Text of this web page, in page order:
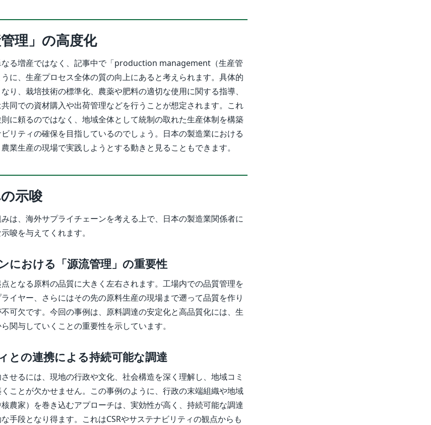
理」の高度化
なる増産ではなく、記事中で「production management（生産管
に、生産プロセス全体の質の向上にあると考えられます。具体的
り、栽培技術の標準化、農薬や肥料の適切な使用に関する指導、
同での資材購入や出荷管理などを行うことが想定されます。これ
に頼るのではなく、地域全体として統制の取れた生産体制を構築
リティの確保を目指しているのでしょう。日本の製造業における
業生産の現場で実践しようとする動きと見ることもできます。
示唆
は、海外サプライチェーンを考える上で、日本の製造業関係者に
唆を与えてくれます。
における「源流管理」の重要性
となる原料の品質に大きく左右されます。工場内での品質管理を
イヤー、さらにはその先の原料生産の現場まで遡って品質を作り
可欠です。今回の事例は、原料調達の安定化と高品質化には、生
関与していくことの重要性を示しています。
との連携による持続可能な調達
せるには、現地の行政や文化、社会構造を深く理解し、地域コミ
ことが欠かせません。この事例のように、行政の末端組織や地域
農家）を巻き込むアプローチは、実効性が高く、持続可能な調達
手段となり得ます。これはCSRやサステナビリティの観点からも